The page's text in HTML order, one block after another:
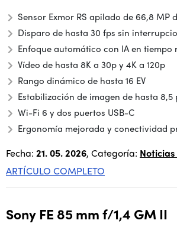
Sensor Exmor RS apilado de 66,8 MP
Disparo de hasta 30 fps sin
Enfoque automático con IA en tiempo
Vídeo de hasta 8K a 30p y 4K a 120p
Rango dinámico de hasta 16 EV
Estabilización de imagen de hasta 8,5
Wi-Fi 6 y dos puertos USB-C
Ergonomía mejorada y conectividad
Fecha: 21. 05. 2026, Categoría: Noticias
ARTÍCULO COMPLETO
Sony FE 85 mm f/1,4 GM II